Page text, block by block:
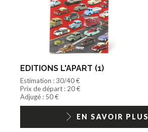
EDITIONS L'APART (1)
Estimation : 30/40 €
Prix de départ : 20 €
Adjugé : 50 €
EN SAVOIR PLUS